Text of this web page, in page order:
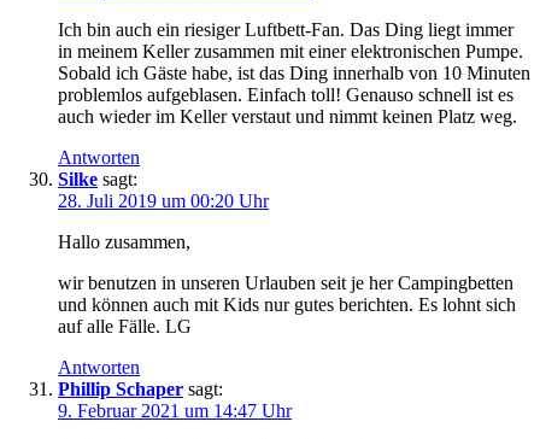
Ich bin auch ein riesiger Luftbett-Fan. Das Ding liegt immer
in meinem Keller zusammen mit einer elektronischen Pumpe.
Sobald ich Gäste habe, ist das Ding innerhalb von 10 Minuten
problemlos aufgeblasen. Einfach toll! Genauso schnell ist es
auch wieder im Keller verstaut und nimmt keinen Platz weg.
Antworten
Silke sagt:
28. Juli 2019 um 00:20 Uhr
Hallo zusammen,
wir benutzen in unseren Urlauben seit je her Campingbetten
und können auch mit Kids nur gutes berichten. Es lohnt sich
auf alle Fälle. LG
Antworten
Phillip Schaper sagt:
9. Februar 2021 um 14:47 Uhr